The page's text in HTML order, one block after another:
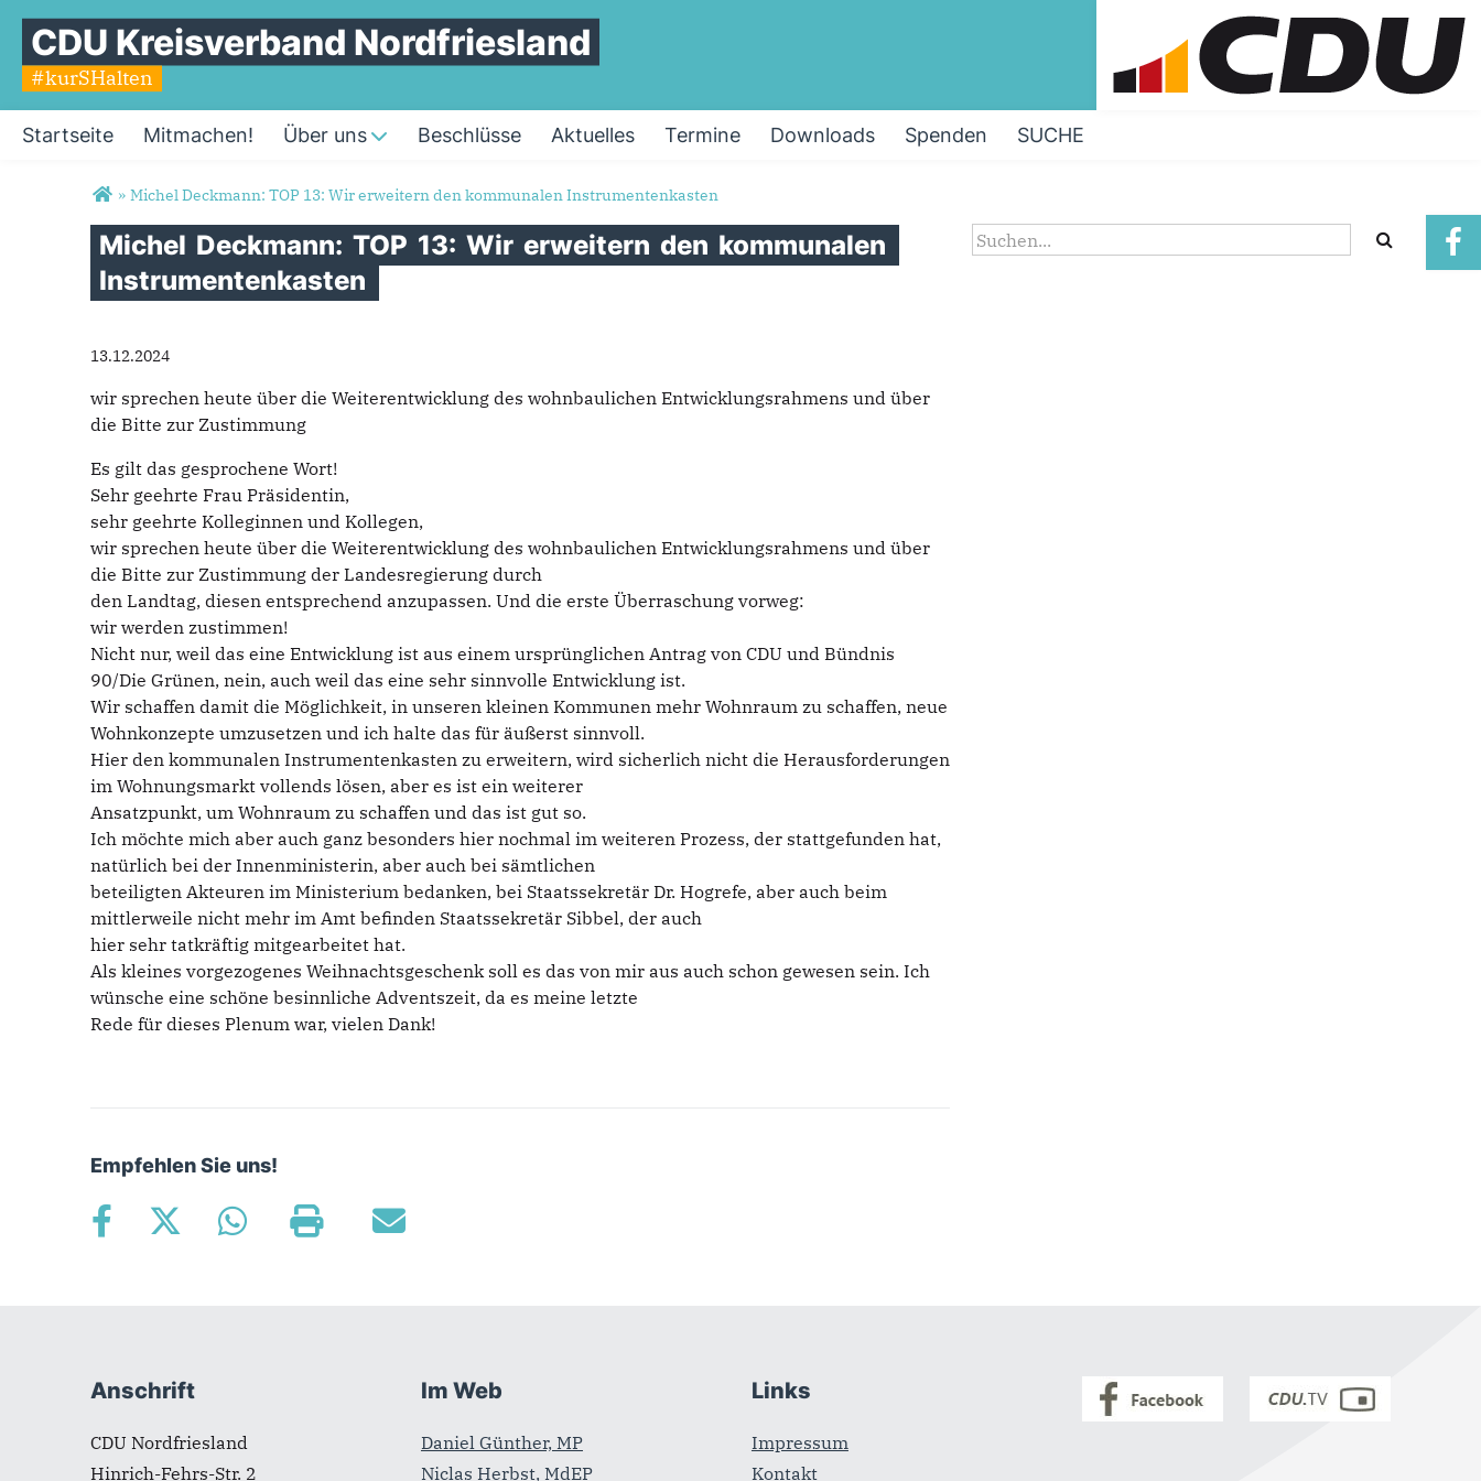
CDU Kreisverband Nordfriesland
#kurSHalten
Startseite Mitmachen! Über uns Beschlüsse Aktuelles Termine Downloads Spenden SUCHE
Sie sind hier
» Michel Deckmann: TOP 13: Wir erweitern den kommunalen Instrumentenkasten
Michel Deckmann: TOP 13: Wir erweitern den kommunalen
Instrumentenkasten
13.12.2024
wir sprechen heute über die Weiterentwicklung des wohnbaulichen Entwicklungsrahmens und über
die Bitte zur Zustimmung
Es gilt das gesprochene Wort!
Sehr geehrte Frau Präsidentin,
sehr geehrte Kolleginnen und Kollegen,
wir sprechen heute über die Weiterentwicklung des wohnbaulichen Entwicklungsrahmens und über
die Bitte zur Zustimmung der Landesregierung durch
den Landtag, diesen entsprechend anzupassen. Und die erste Überraschung vorweg:
wir werden zustimmen!
Nicht nur, weil das eine Entwicklung ist aus einem ursprünglichen Antrag von CDU und Bündnis
90/Die Grünen, nein, auch weil das eine sehr sinnvolle Entwicklung ist.
Wir schaffen damit die Möglichkeit, in unseren kleinen Kommunen mehr Wohnraum zu schaffen, neue
Wohnkonzepte umzusetzen und ich halte das für äußerst sinnvoll.
Hier den kommunalen Instrumentenkasten zu erweitern, wird sicherlich nicht die Herausforderungen
im Wohnungsmarkt vollends lösen, aber es ist ein weiterer
Ansatzpunkt, um Wohnraum zu schaffen und das ist gut so.
Ich möchte mich aber auch ganz besonders hier nochmal im weiteren Prozess, der stattgefunden hat,
natürlich bei der Innenministerin, aber auch bei sämtlichen
beteiligten Akteuren im Ministerium bedanken, bei Staatssekretär Dr. Hogrefe, aber auch beim
mittlerweile nicht mehr im Amt befinden Staatssekretär Sibbel, der auch
hier sehr tatkräftig mitgearbeitet hat.
Als kleines vorgezogenes Weihnachtsgeschenk soll es das von mir aus auch schon gewesen sein. Ich
wünsche eine schöne besinnliche Adventszeit, da es meine letzte
Rede für dieses Plenum war, vielen Dank!
Empfehlen Sie uns!
Suchformular
Suche
Fußbereich
Anschrift
CDU Nordfriesland
Hinrich-Fehrs-Str. 2
Im Web
Daniel Günther, MP
Niclas Herbst, MdEP
Links
Impressum
Kontakt